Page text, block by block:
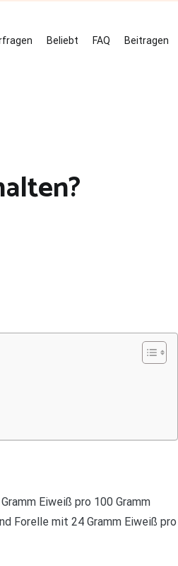
Beliebt FAQ Beitragen
Eiweiß pro 100 Gramm
Forelle mit 24 Gramm Eiweiß pro